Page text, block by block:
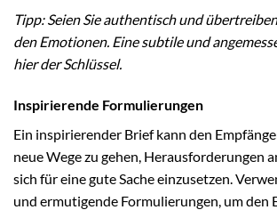
Tipp: Seien Sie authentisch und
den Emotionen. Eine subtile und
hier der Schlüssel.
Inspirierende Formulierungen
Ein inspirierender Brief kann den
neue Wege zu gehen, Herausforderungen
sich für eine gute Sache einzusetzen.
und ermutigende Formulierungen, um den